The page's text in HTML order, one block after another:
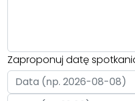
Zaproponuj datę